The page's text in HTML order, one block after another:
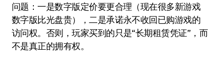
问题：一是数字版定价要更合理（现在很多新游戏
数字版比光盘贵），二是承诺永不收回已购游戏的
访问权。否则，玩家买到的只是“长期租赁凭证”，而
不是真正的拥有权。